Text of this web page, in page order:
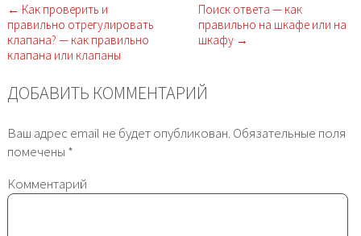
← Как проверить и
правильно отрегулировать
клапана? — как правильно
клапана или клапаны
Поиск ответа — как
правильно на шкафе или на
шкафу →
ДОБАВИТЬ КОММЕНТАРИЙ
Ваш адрес email не будет опубликован. Обязательные поля
помечены *
Комментарий